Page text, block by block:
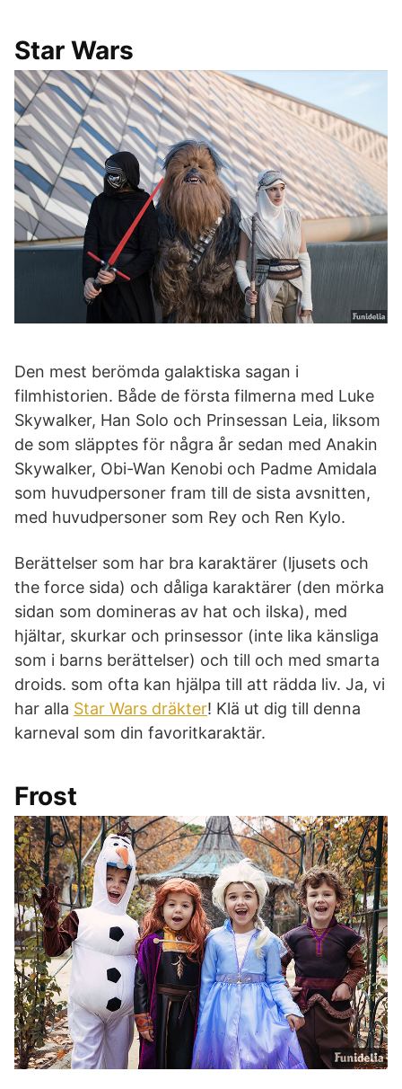
Star Wars
Den mest berömda galaktiska sagan i
filmhistorien. Både de första filmerna med Luke
Skywalker, Han Solo och Prinsessan Leia, liksom
de som släpptes för några år sedan med Anakin
Skywalker, Obi-Wan Kenobi och Padme Amidala
som huvudpersoner fram till de sista avsnitten,
med huvudpersoner som Rey och Ren Kylo.
Berättelser som har bra karaktärer (ljusets och
the force sida) och dåliga karaktärer (den mörka
sidan som domineras av hat och ilska), med
hjältar, skurkar och prinsessor (inte lika känsliga
som i barns berättelser) och till och med smarta
droids. som ofta kan hjälpa till att rädda liv. Ja, vi
har alla Star Wars dräkter! Klä ut dig till denna
karneval som din favoritkaraktär.
Frost